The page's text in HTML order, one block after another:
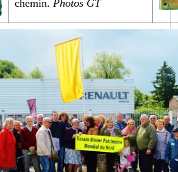
chemin. Photos GT